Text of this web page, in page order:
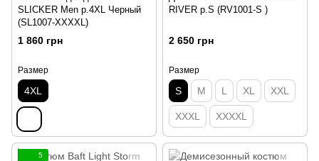
SLICKER Men p.4XL Черный
(SL1007-XXXXL)
1 860 грн
Размер
4XL
RIVER р.S (RV1001-S )
2 650 грн
Размер
S M L XL XXL
XXXL XXXXL
5